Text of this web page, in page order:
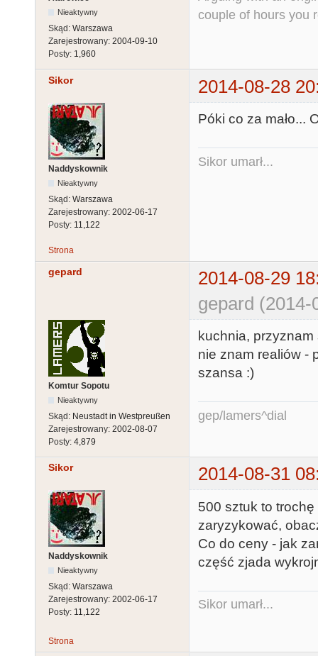
Nieaktywny
Skąd: Warszawa
Zarejestrowany: 2004-09-10
Posty: 1,960
couple of hours you
Sikor 2014-08-28
Naddyskownik
Nieaktywny
Skąd: Warszawa
Zarejestrowany: 2002-06-17
Posty: 11,122
Póki co za mało...
Sikor umarł...
Strona
gepard
2014-08-29
gepard
Komtur Sopotu
Nieaktywny
Skąd: Neustadt in Westpreußen
Zarejestrowany: 2002-08-07
Posty: 4,879
kuchnia, przyznam
nie znam realiów -
szansa :)
gep/lamers^dial
Sikor 2014-08-31
Naddyskownik
Nieaktywny
Skąd: Warszawa
Zarejestrowany: 2002-06-17
Posty: 11,122
500 sztuk to
zaryzykować,
Co do ceny - jak
część zjada
Sikor umarł...
Strona